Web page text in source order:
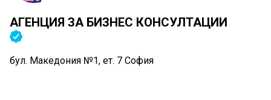
АГЕНЦИЯ ЗА БИЗНЕС КОНСУЛТАЦИИ
бул. Македония №1, ет. 7 София